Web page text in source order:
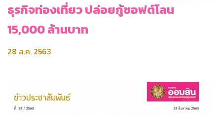
ธุรกิจท่องเที่ยว ปล่อยกู้ซอฟต์โลน
15,000 ล้านบาท
28 ส.ค. 2563